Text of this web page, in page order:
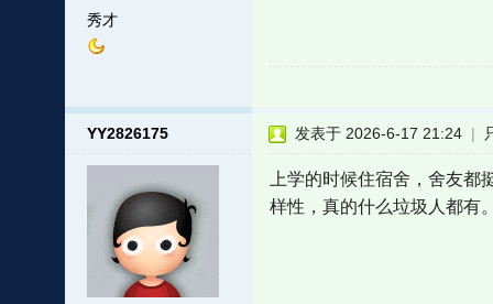
秀才
YY2826175 发表于 2026-6-17 21:24 |
上学的时候住宿舍，舍友
样性，真的什么垃圾人都有